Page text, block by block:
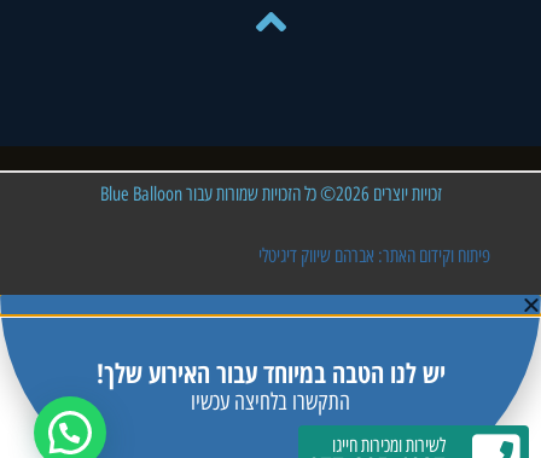
לשירות ומכירות חייגו
זכויות יוצרים 2026© כל הזכויות שמורות עבור Blue Balloon
פיתוח וקידום האתר: אברהם שיווק דיגיטלי
יש לנו הטבה במיוחד עבור האירוע שלך!
התקשרו בלחיצה עכשיו